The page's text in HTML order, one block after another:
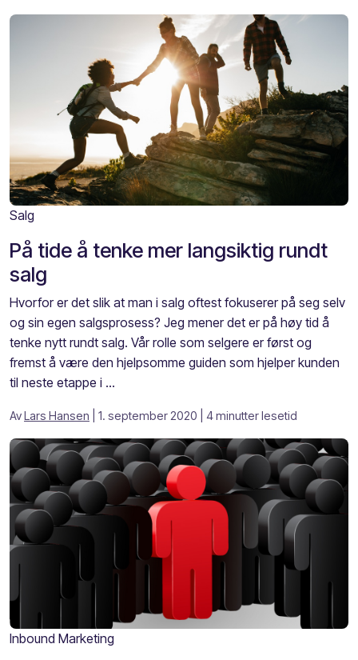
Salg
På tide å tenke mer langsiktig rundt
salg
Hvorfor er det slik at man i salg oftest fokuserer på seg selv
og sin egen salgsprosess? Jeg mener det er på høy tid å
tenke nytt rundt salg. Vår rolle som selgere er først og
fremst å være den hjelpsomme guiden som hjelper kunden
til neste etappe i ...
AvLars Hansen | 1. september 2020 | 4 minutter lesetid
Inbound Marketing